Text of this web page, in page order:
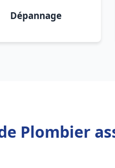
Dépannage
Plombier